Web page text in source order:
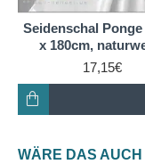
Seidenschal Ponge
x 180cm,
17,15€
WÄRE DAS